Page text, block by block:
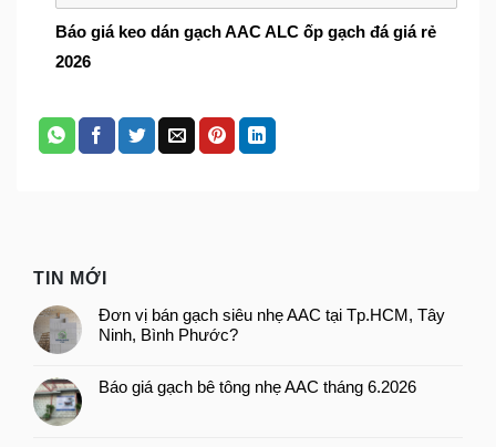
Báo giá keo dán gạch AAC ALC ốp gạch đá giá rẻ
2026
TIN MỚI
Đơn vị bán gạch siêu nhẹ AAC tại Tp.HCM, Tây
Ninh, Bình Phước?
Báo giá gạch bê tông nhẹ AAC tháng 6.2026